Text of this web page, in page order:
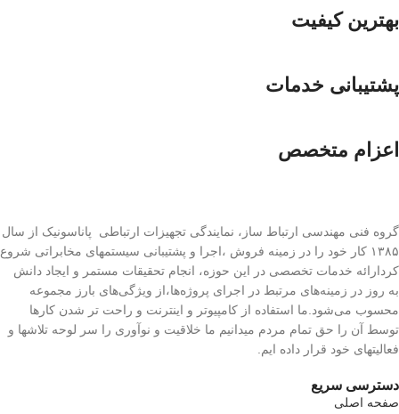
بهترین کیفیت
پشتیبانی خدمات
اعزام متخصص
گروه فنی مهندسی ارتباط ساز، نمایندگی تجهیزات ارتباطی پاناسونیک از سال
۱۳۸۵ کار خود را در زمینه فروش ،اجرا و پشتیبانی سیستمهای مخابراتی شروع
کردارائه خدمات تخصصی در این حوزه، انجام تحقیقات مستمر و ایجاد دانش
به‌ روز در زمینه‌های مرتبط در اجرای پروژه‌ها،از ویژگی‌های بارز مجموعه
محسوب می‌شود.ما استفاده از کامپیوتر و اینترنت و راحت تر شدن کارها
توسط آن را حق تمام مردم میدانیم ما خلاقیت و نوآوری را سر لوحه تلاشها و
فعالیتهای خود قرار داده ایم.
دسترسی سریع
صفحه اصلی